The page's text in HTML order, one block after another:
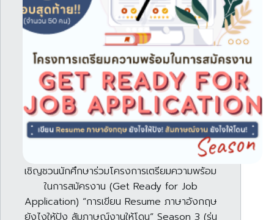
เชิญชวนนักศึกษาร่วมโครงการเตรียมความพร้อม
ในการสมัครงาน (Get Ready for Job
Application) “การเขียน Resume ภาษาอังกฤษ